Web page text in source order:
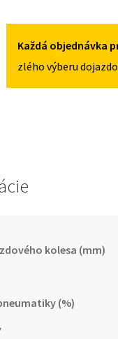
E
OD
135/80R16
5X105
Každá objednávka
zlého výberu
kolesa (mm)
(%)